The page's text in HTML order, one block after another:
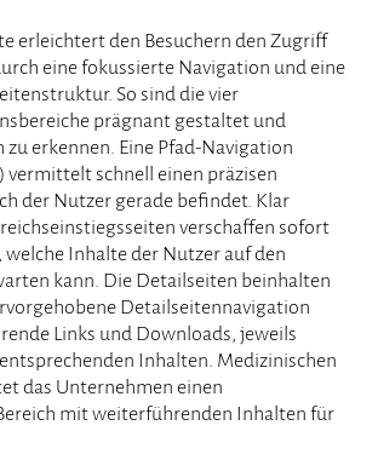
erleichtert den Besuchern den Zugriff
eine fokussierte Navigation und eine
So sind die vier
prägnant gestaltet und
erkennen. Eine Pfad-Navigation
vermittelt schnell einen präzisen
der Nutzer gerade befindet. Klar
verschaffen sofort
Inhalte der Nutzer auf den
kann. Die Detailseiten beinhalten
Detailseitennavigation
Links und Downloads, jeweils
Inhalten. Medizinischen
das Unternehmen einen
mit weiterführenden Inhalten für